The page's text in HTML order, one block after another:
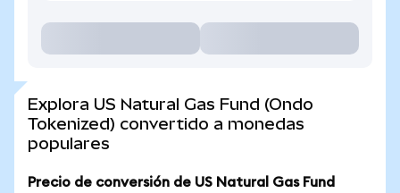
Explora US Natural Gas Fund (Ondo
Tokenized) convertido a monedas
populares
Precio de conversión de US Natural Gas Fund